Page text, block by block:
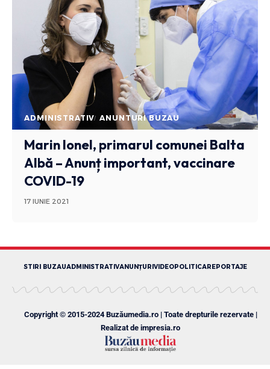
ADMINISTRATIV ANUNTURI BUZAU
Marin Ionel, primarul comunei Balta
Albă – Anunț important, vaccinare
COVID-19
17 IUNIE 2021
STIRI BUZAUADMINISTRATIVANUNȚURIVIDEOPOLITICAREPORTAJE
Copyright © 2015-2024 Buzăumedia.ro | Toate drepturile rezervate |
Realizat de impresia.ro